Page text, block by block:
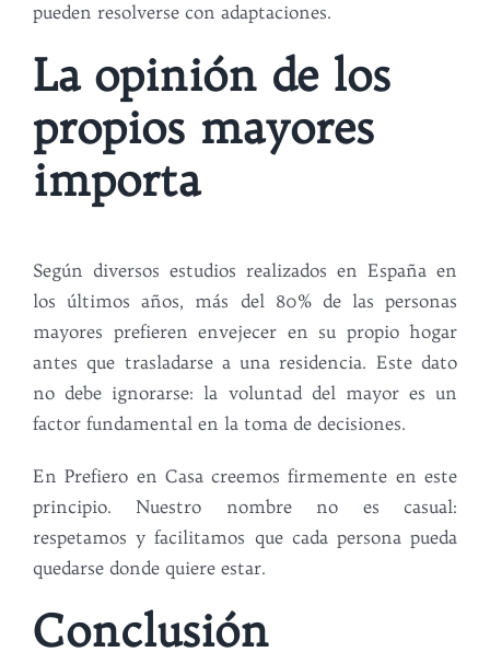
pueden resolverse con adaptaciones.
La opinión de los
propios mayores
importa
Según diversos estudios realizados en España en
los últimos años, más del 80% de las personas
mayores prefieren envejecer en su propio hogar
antes que trasladarse a una residencia. Este dato
no debe ignorarse: la voluntad del mayor es un
factor fundamental en la toma de decisiones.
En Prefiero en Casa creemos firmemente en este
principio. Nuestro nombre no es casual:
respetamos y facilitamos que cada persona pueda
quedarse donde quiere estar.
Conclusión